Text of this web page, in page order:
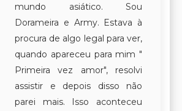
mundo asiático. Sou
Dorameira e Army. Estava à
procura de algo legal para ver,
quando apareceu para mim "
Primeira vez amor", resolvi
assistir e depois disso não
parei mais. Isso aconteceu